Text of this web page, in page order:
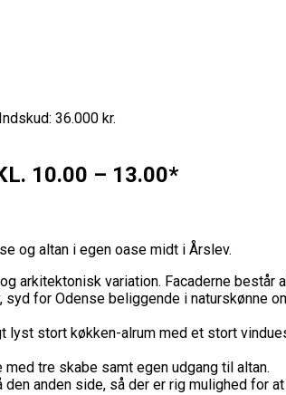
Indskud: 36.000 kr.
10.00 – 13.00*
og altan i egen oase midt i Årslev.
variation. Facaderne består
for Odense beliggende i naturskønne
stort køkken-alrum med et stort
tre skabe samt egen udgang til altan.
anden side, så der er rig mulighed for